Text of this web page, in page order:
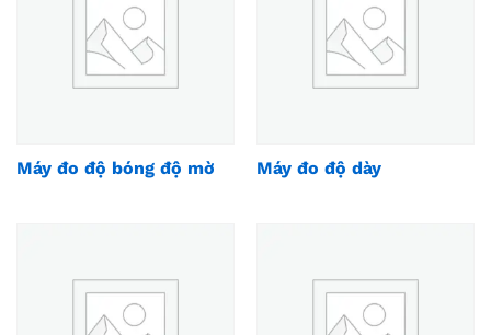
Máy đo độ bóng độ mờ Máy đo độ dày